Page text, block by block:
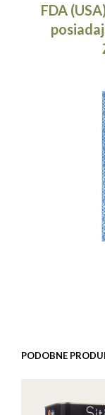
FDA
PODOBNE